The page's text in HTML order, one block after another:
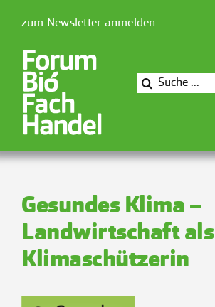
Inhaltzum Newsletter anmelden
Suche
Forum Biofachhandel
Mitglieder
Gesundes Klima –
Landwirtschaft als
Klimaschützerin